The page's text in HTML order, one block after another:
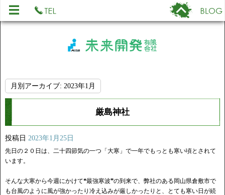
月別アーカイブ: 2023年1月
厳島神社
投稿日 2023年1月25日
先日の２０日は、二十四節気の一つ「大寒」で一年でもっとも寒い頃とされて
います。
そんな大寒から今週にかけて❝最強寒波❞の到来で、弊社のある岡山県倉敷市で
も台風のように風が強かったり冷え込みが厳しかったりと、とても寒い日が続